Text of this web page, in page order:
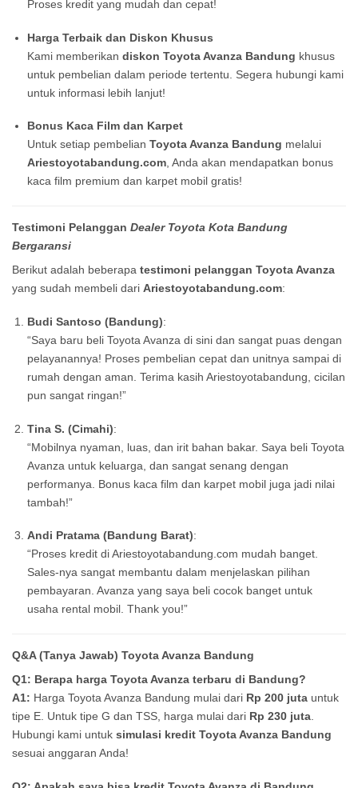
Proses kredit yang mudah dan cepat!
Harga Terbaik dan Diskon Khusus
Kami memberikan diskon Toyota Avanza Bandung khusus
untuk pembelian dalam periode tertentu. Segera hubungi kami
untuk informasi lebih lanjut!
Bonus Kaca Film dan Karpet
Untuk setiap pembelian Toyota Avanza Bandung melalui
Ariestoyotabandung.com, Anda akan mendapatkan bonus
kaca film premium dan karpet mobil gratis!
Testimoni Pelanggan Dealer Toyota Kota Bandung
Bergaransi
Berikut adalah beberapa testimoni pelanggan Toyota Avanza
yang sudah membeli dari Ariestoyotabandung.com:
Budi Santoso (Bandung):
“Saya baru beli Toyota Avanza di sini dan sangat puas dengan
pelayanannya! Proses pembelian cepat dan unitnya sampai di
rumah dengan aman. Terima kasih Ariestoyotabandung, cicilan
pun sangat ringan!”
Tina S. (Cimahi):
“Mobilnya nyaman, luas, dan irit bahan bakar. Saya beli Toyota
Avanza untuk keluarga, dan sangat senang dengan
performanya. Bonus kaca film dan karpet mobil juga jadi nilai
tambah!”
Andi Pratama (Bandung Barat):
“Proses kredit di Ariestoyotabandung.com mudah banget.
Sales-nya sangat membantu dalam menjelaskan pilihan
pembayaran. Avanza yang saya beli cocok banget untuk
usaha rental mobil. Thank you!”
Q&A (Tanya Jawab) Toyota Avanza Bandung
Q1: Berapa harga Toyota Avanza terbaru di Bandung?
A1: Harga Toyota Avanza Bandung mulai dari Rp 200 juta untuk
tipe E. Untuk tipe G dan TSS, harga mulai dari Rp 230 juta
Hubungi kami untuk simulasi kredit Toyota Avanza Bandung
sesuai anggaran Anda!